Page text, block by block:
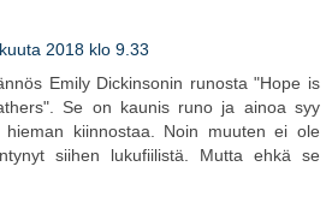
2018 klo 9.33
Emily Dickinsonin runosta "Hope is
Se on kaunis runo ja ainoa syy
kiinnostaa. Noin muuten ei ole
siihen lukufiilistä. Mutta ehkä se